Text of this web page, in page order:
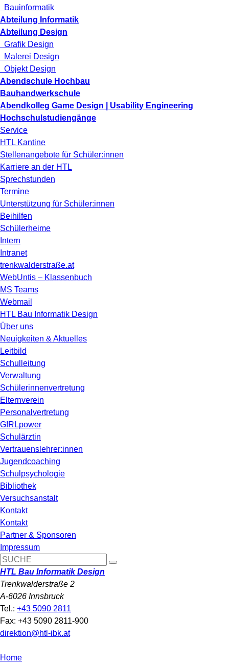
Bauinformatik
Abteilung Informatik
Abteilung Design
Grafik Design
Malerei Design
Objekt Design
Abendschule Hochbau
Bauhandwerkschule
Abendkolleg Game Design | Usability Engineering
Hochschulstudiengänge
Service
HTL Kantine
Stellenangebote für Schüler:innen
Karriere an der HTL
Sprechstunden
Termine
Unterstützung für Schüler:innen
Beihilfen
Schülerheime
Intern
Intranet
trenkwalderstraße.at
WebUntis – Klassenbuch
MS Teams
Webmail
HTL Bau Informatik Design
Über uns
Neuigkeiten & Aktuelles
Leitbild
Schulleitung
Verwaltung
Schülerinnenvertretung
Elternverein
Personalvertretung
G!RLpower
Schulärztin
Vertrauenslehrer:innen
Jugendcoaching
Schulpsychologie
Bibliothek
Versuchsanstalt
Kontakt
Kontakt
Partner & Sponsoren
Impressum
HTL Bau Informatik Design
Trenkwalderstraße 2
A-6026 Innsbruck
Tel.: +43 5090 2811
Fax: +43 5090 2811-900
direktion@htl-ibk.at
Home